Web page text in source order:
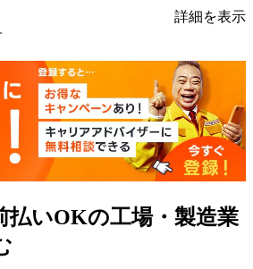
詳細を表示
払いOKの工場・製造業